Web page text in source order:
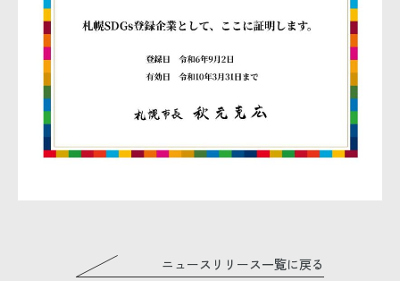
ニュースリリース一覧に戻る